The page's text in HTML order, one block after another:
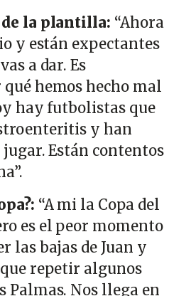
de la plantilla: “Ahora
y están expectantes
a dar. Es
hemos hecho mal
hay futbolistas que
y han
Están contentos
“A mi la Copa del
es el peor momento
las bajas de Juan y
repetir algunos
Palmas. Nos llega en